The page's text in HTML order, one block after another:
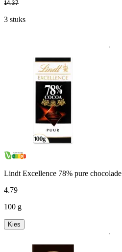
14.37
3 stuks
Lindt Excellence 78% pure chocolade
4.79
100 g
Kies